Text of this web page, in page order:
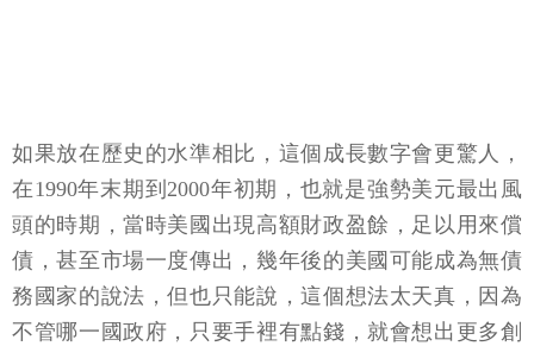
如果放在歷史的水準相比，這個成長數字會更驚人，
在1990年末期到2000年初期，也就是強勢美元最出風
頭的時期，當時美國出現高額財政盈餘，足以用來償
債，甚至市場一度傳出，幾年後的美國可能成為無債
務國家的說法，但也只能說，這個想法太天真，因為
不管哪一國政府，只要手裡有點錢，就會想出更多創